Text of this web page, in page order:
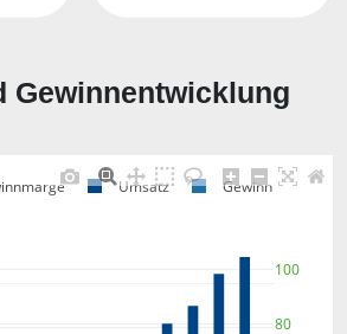
Gewinnentwicklung
80
100
Umsatz Gewinn